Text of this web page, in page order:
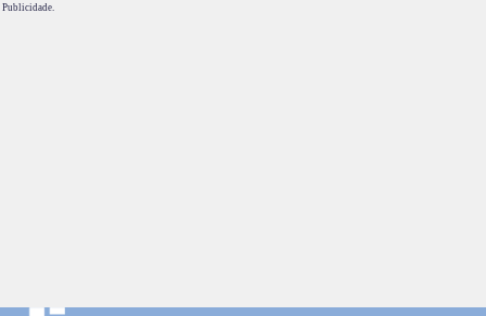
Publicidade.